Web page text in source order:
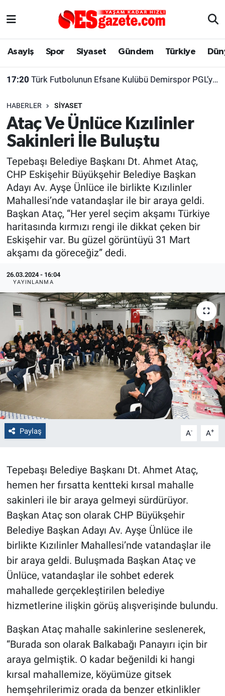
Asayiş Spor Siyaset Gündem Türkiye
17:20 Türk Futbolunun Efsane Kulübü Demirspor PGL’ye Katılamadı
HABERLER SIYASET
Ataç Ve Ünlüce Kızılinler
Sakinleri İle Buluştu
Tepebaşı Belediye Başkanı Dt. Ahmet Ataç,
CHP Eskişehir Büyükşehir Belediye Başkan
Adayı Av. Ayşe Ünlüce ile birlikte Kızılinler
Mahallesi’nde vatandaşlar ile bir araya geldi.
Başkan Ataç, “Her yerel seçim akşamı Türkiye
haritasında kırmızı rengi ile dikkat çeken bir
Eskişehir var. Bu güzel görüntüyü 31 Mart
akşamı da göreceğiz” dedi.
26.03.2024 - 16:04
YAYINLANMA
Paylaş A- A+
Tepebaşı Belediye Başkanı Dt. Ahmet Ataç,
hemen her fırsatta kentteki kırsal mahalle
sakinleri ile bir araya gelmeyi sürdürüyor.
Başkan Ataç son olarak CHP Büyükşehir
Belediye Başkan Adayı Av. Ayşe Ünlüce ile
birlikte Kızılinler Mahallesi’nde vatandaşlar ile
bir araya geldi. Buluşmada Başkan Ataç ve
Ünlüce, vatandaşlar ile sohbet ederek
mahallede gerçekleştirilen belediye
hizmetlerine ilişkin görüş alışverişinde bulundu.
Başkan Ataç mahalle sakinlerine seslenerek,
“Burada son olarak Balkabağı Panayırı için bir
araya gelmiştik. O kadar beğenildi ki hangi
kırsal mahallemize, köyümüze gitsek
hemşehrilerimiz orada da benzer etkinlikler
Asayiş
Gündem
Türkiye
Dünya
Sağlık
Alış-Veriş/İş dünyası
Yaşam
Eskişehirspor Arşivi
Eskişehir Arşivi
Röportaj
Ekonomi
Kültür Sanat
Politika
Kütahya
Genel
Çevre
Yerel
Magazin
Eskişehir Nöbetçi Eczaneler
Süper Lig Puan Durumu ve Fikstür
Tüm Manşetler
Son Dakika Haberleri
Haber Arşivi